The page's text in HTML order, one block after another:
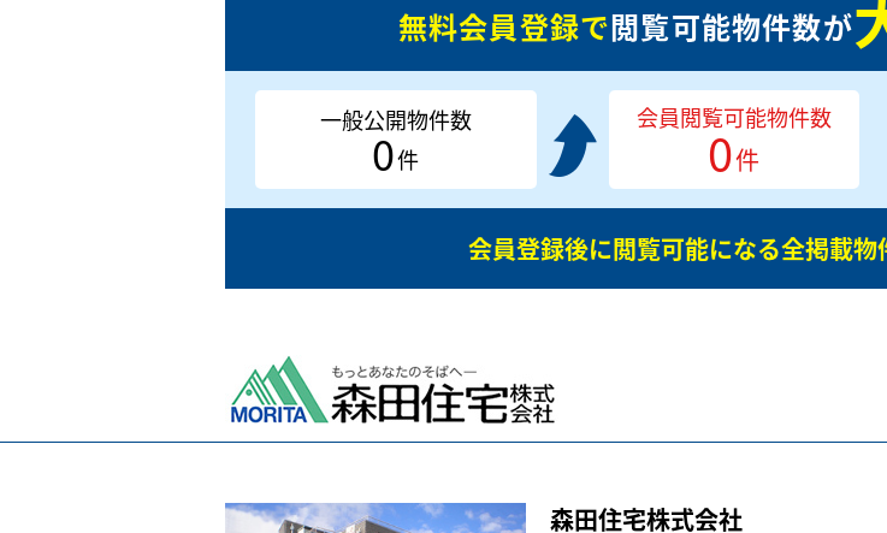
無料会員登録で閲覧可能物件数が
一般公開物件数
0件
会員閲覧可能物件数
0件
会員登録後に閲覧可能になる全掲載物
森田住宅株式会社